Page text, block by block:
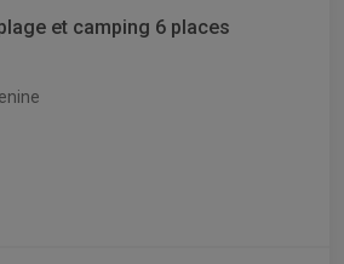
et camping 6 places